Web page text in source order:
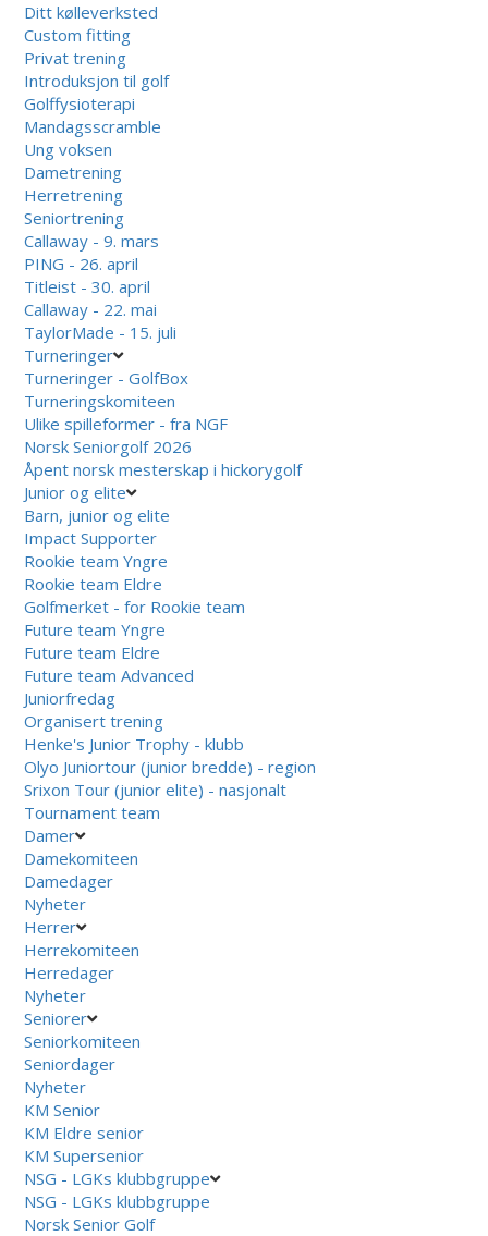
Ditt kølleverksted
Custom fitting
Privat trening
Introduksjon til golf
Golffysioterapi
Mandagsscramble
Ung voksen
Dametrening
Herretrening
Seniortrening
Callaway - 9. mars
PING - 26. april
Titleist - 30. april
Callaway - 22. mai
TaylorMade - 15. juli
Turneringer
Turneringer - GolfBox
Turneringskomiteen
Ulike spilleformer - fra NGF
Norsk Seniorgolf 2026
Åpent norsk mesterskap i hickorygolf
Junior og elite
Barn, junior og elite
Impact Supporter
Rookie team Yngre
Rookie team Eldre
Golfmerket - for Rookie team
Future team Yngre
Future team Eldre
Future team Advanced
Juniorfredag
Organisert trening
Henke's Junior Trophy - klubb
Olyo Juniortour (junior bredde) - region
Srixon Tour (junior elite) - nasjonalt
Tournament team
Damer
Damekomiteen
Damedager
Nyheter
Herrer
Herrekomiteen
Herredager
Nyheter
Seniorer
Seniorkomiteen
Seniordager
Nyheter
KM Senior
KM Eldre senior
KM Supersenior
NSG - LGKs klubbgruppe
NSG - LGKs klubbgruppe
Norsk Senior Golf